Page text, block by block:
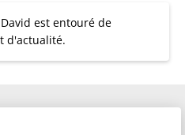
est entouré de
d'actualité.